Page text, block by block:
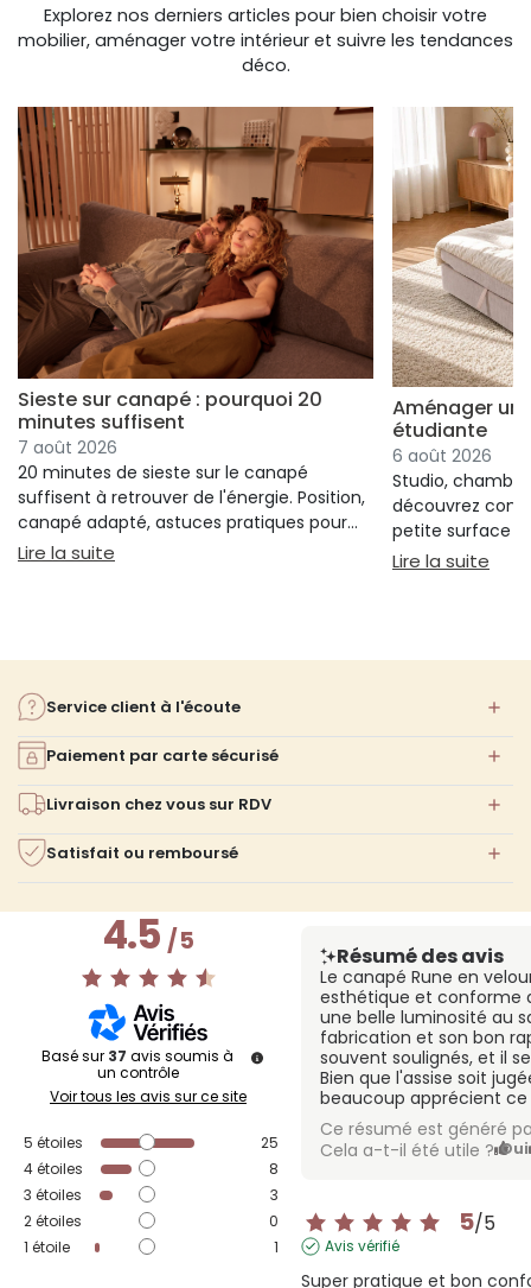
Explorez nos derniers articles pour bien choisir votre
mobilier, aménager votre intérieur et suivre les tendances
déco.
Sieste sur canapé : pourquoi 20
minutes suffisent
7 août 2026
20 minutes de sieste sur le canapé
suffisent à retrouver de l'énergie. Position,
canapé adapté, astuces pratiques pour
bien s'installer.
Lire la suite : Sieste sur canapé : pourquoi 20 minutes
Aménager un
étudiante
6 août 2026
Studio,
découvrez
petite surface à
confort ni
Lire la suite
Service client à l'écoute
Paiement par carte sécurisé
Livraison chez vous sur RDV
Satisfait ou remboursé
4.5/5
Basé sur 37 avis soumis à
un contrôle
Voir tous les avis sur ce site
5 étoiles
25
4étoiles
8
3 étoiles
3
2étoiles
0
1 étoile 1
Résumé des avis
Le canapé Rune en
esthétique et conforme
une belle luminosité au
fabrication et son bon
souvent soulignés, et il
Bien que l'assise soit
beaucoup apprécient
Ce résumé est généré
Cela a-t-il été utile ? Oui
5/5
Avis vérifié
Super pratique et bon